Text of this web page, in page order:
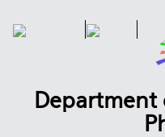
Department